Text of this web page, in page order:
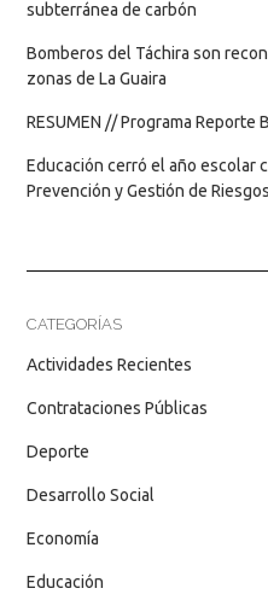
subterránea de carbón
Bomberos del Táchira son
zonas de La Guaira
RESUMEN // Programa Reporte
Educación cerró el año escolar
Prevención y Gestión de Riesgos
CATEGORÍAS
Actividades Recientes
Contrataciones Públicas
Deporte
Desarrollo Social
Economía
Educación